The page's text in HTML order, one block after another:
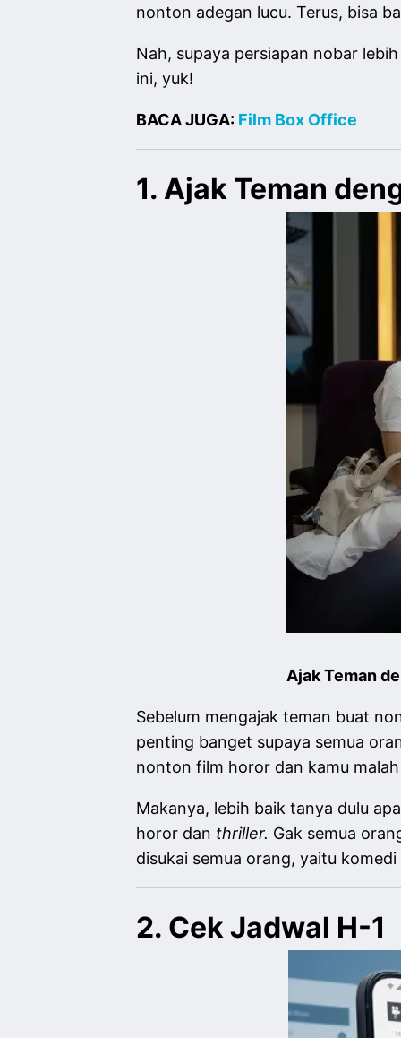
nonton adegan lucu. Terus, bisa
Nah, supaya persiapan nobar
ini, yuk!
BACA JUGA: Film Box Office
1. Ajak Teman
Ajak Teman
Sebelum mengajak teman buat
penting banget supaya semua
nonton film horor dan kamu
Makanya, lebih baik tanya dulu
horor dan thriller. Gak semua
disukai semua orang, yaitu
2. Cek Jadwal H-1